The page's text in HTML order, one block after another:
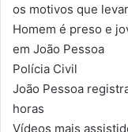
os motivos que
Homem é preso e
em João Pessoa
Polícia Civil
João Pessoa
horas
Vídeos mais